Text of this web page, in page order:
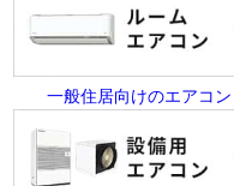
一般住居向けのエアコン